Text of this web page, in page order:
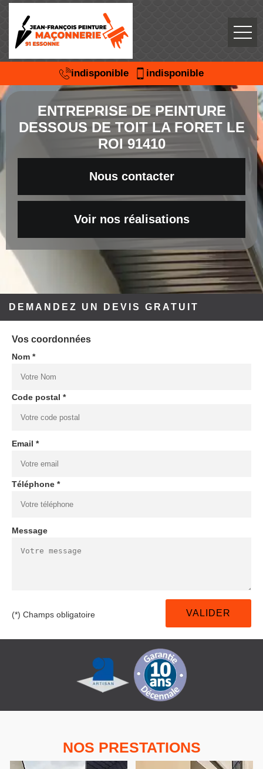
indisponible indisponible
ENTREPRISE DE PEINTURE
DESSOUS DE TOIT LA FORET LE
ROI 91410
Nous contacter
Voir nos réalisations
DEMANDEZ UN DEVIS GRATUIT
Vos coordonnées
Nom *
Code postal *
Email *
Téléphone *
Message
(*) Champs obligatoire
NOS PRESTATIONS